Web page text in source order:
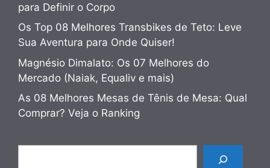
para Definir o Corpo
Os Top 08 Melhores Transbikes de Teto: Leve
Sua Aventura para Onde Quiser!
Magnésio Dimalato: Os 07 Melhores do
Mercado (Naiak, Equaliv e mais)
As 08 Melhores Mesas de Tênis de Mesa: Qual
Comprar? Veja o Ranking